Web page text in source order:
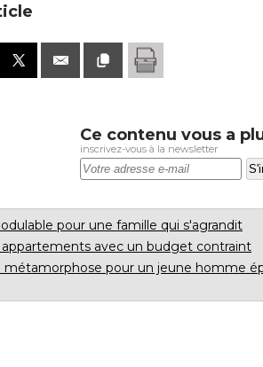
Ce contenu vous a
inscrivez-vous à la newsletter
pour une famille qui s'agrandit
appartements avec un budget contraint
métamorphose pour un jeune homme